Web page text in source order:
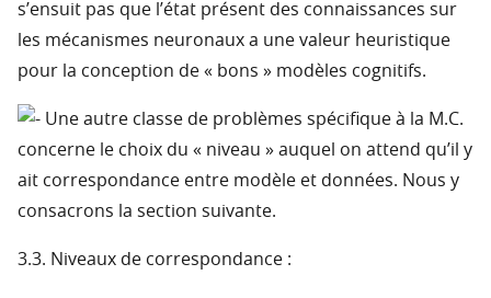
s’ensuit pas que l’état présent des connaissances sur
les mécanismes neuronaux a une valeur heuristique
pour la conception de « bons » modèles cognitifs.
Une autre classe de problèmes spécifique à la M.C.
concerne le choix du « niveau » auquel on attend qu’il y
ait correspondance entre modèle et données. Nous y
consacrons la section suivante.
3.3. Niveaux de correspondance :